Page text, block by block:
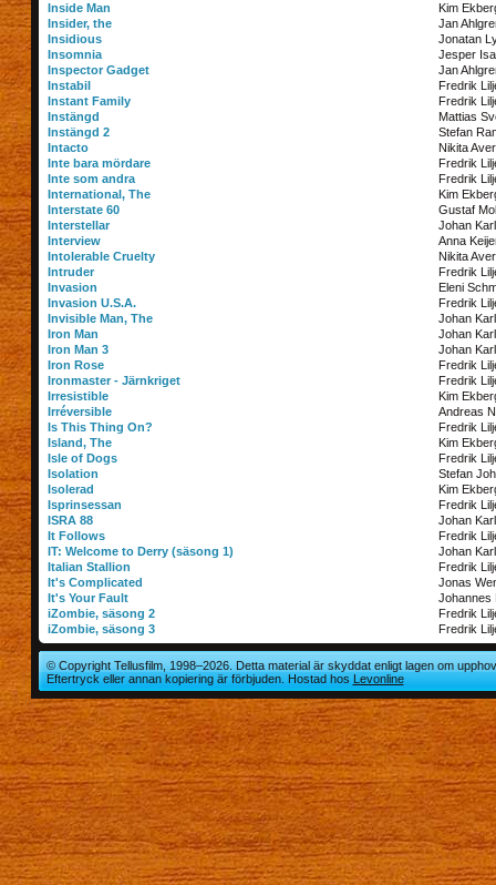
Inside Man
Kim
Insider, the
Jan
Insidious
Jonatan
Insomnia
Jesper
Inspector Gadget
Jan
Instabil
Fredrik
Instant Family
Fredrik
Instängd
Mattias
Instängd 2
Stefan
Intacto
Nikita
Inte bara mördare
Fredrik
Inte som andra
Fredrik
International, The
Kim
Interstate 60
Gustaf
Interstellar
Johan
Interview
Anna
Intolerable Cruelty
Nikita
Intruder
Fredrik
Invasion
Eleni
Invasion U.S.A.
Fredrik
Invisible Man, The
Johan
Iron Man
Johan
Iron Man 3
Johan
Iron Rose
Fredrik
Ironmaster - Järnkriget
Fredrik
Irresistible
Kim
Irréversible
Andreas
Is This Thing On?
Fredrik
Island, The
Kim
Isle of Dogs
Fredrik
Isolation
Stefan
Isolerad
Kim
Isprinsessan
Fredrik
ISRA 88
Johan
It Follows
Fredrik
IT: Welcome to Derry (säsong 1)
Johan
Italian Stallion
Fredrik
It's Complicated
Jonas
It's Your Fault
Johannes
iZombie, säsong 2
Fredrik
iZombie, säsong 3
Fredrik
© Copyright Tellusfilm, 1998–2026. Detta material är skyddat enligt lagen om
Eftertryck eller annan kopiering är förbjuden. Hostad hosLevonline